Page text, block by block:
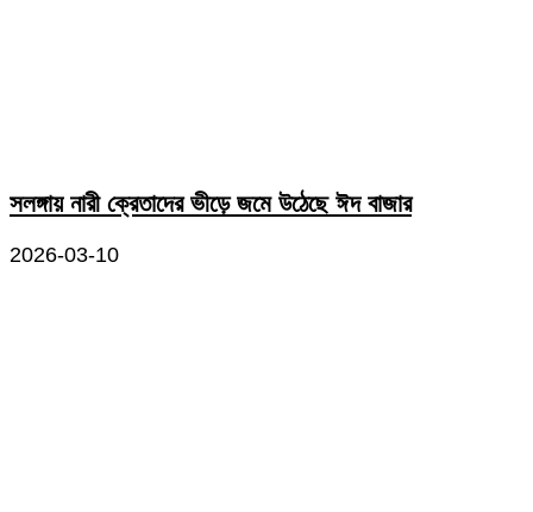
সলঙ্গায় নারী ক্রেতাদের ভীড়ে জমে উঠেছে ঈদ বাজার
2026-03-10